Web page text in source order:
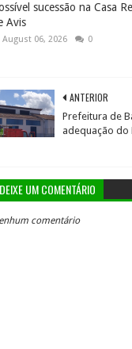
sucessão na Casa
Avis
August 06, 2026 0
ANTERIOR
Prefeitura de
adequação do
DEIXE UM COMENTÁRIO
comentário